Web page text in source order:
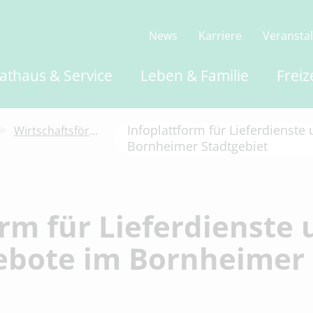
& Service Leben & Familie
News Karriere
Wirtschaftsförderung
Infoplattform für Lieferdienste
Bornheimer Stadtgebiet
Überblick Wirtschaftsförderung
Wirtschaftsstandort Bornheim
Verfügbare Gewerbeflächen
für Lieferdienste
im